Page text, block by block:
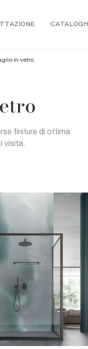
CATALOGHI
in vetro
finiture di ottima
visita.